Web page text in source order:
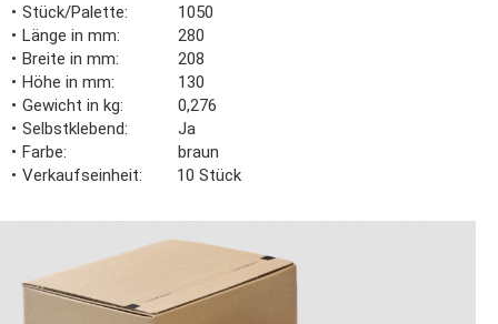
Stück/Palette
1050
Länge in mm
280
Breite in mm
208
Höhe in mm
130
Gewicht in kg
0,276
Selbstklebend
Ja
Farbe
braun
Verkaufseinheit
10 Stück